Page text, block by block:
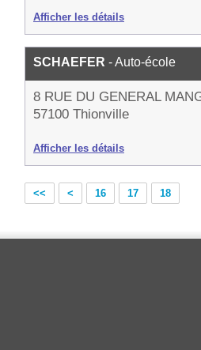
Afficher les détails
SCHAEFER - Auto-école
8 RUE DU GENERAL
57100 Thionville
Afficher les détails
<< < 16 17 18